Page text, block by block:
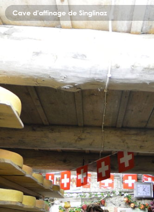
Cave d'affinage de Singlinaz